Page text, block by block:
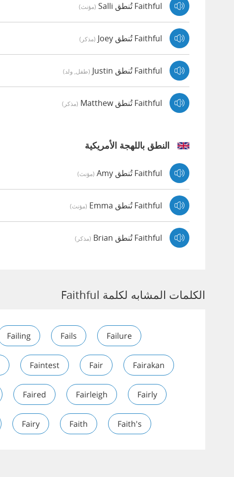
Faithful تُنطق Salli (مؤنث)
Faithful تُنطق Joey (مذكر)
Faithful تُنطق Justin (طفل, ولد)
Faithful تُنطق Matthew (مذكر)
النطق باللهجة الأمريكية
Faithful تُنطق Amy (مؤنث)
Faithful تُنطق Emma (مؤنث)
Faithful تُنطق Brian (مذكر)
الكلمات المشابه لكلمة Faithful
Failing Fails Failure
Faintest Fair Fairakan
Faired Fairleigh Fairly
Fairy Faith Faith's